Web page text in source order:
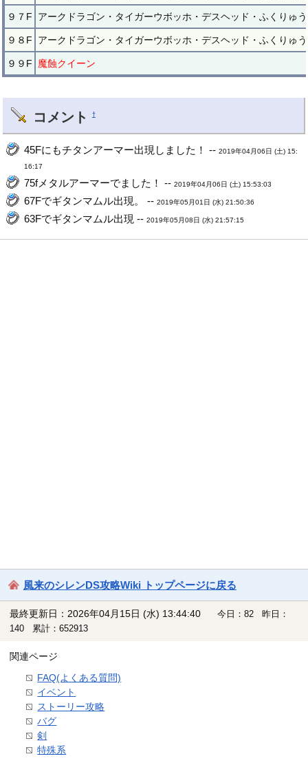
９７F アークドラゴン・タイガーウボッホ・デスヘッド・ふくりゅ
９８F アークドラゴン・タイガーウボッホ・デスヘッド・ふくりゅ
９９F 魔蝕クイーン
コメント †
45Fにもチタンアーマー出現しました！ --2019年04月06日 (土) 15:
16:17
75fメタルアーマーでました！ --2019年04月06日 (土) 15:53:03
67Fでギタンマムル出現。 --2019年05月01日 (水) 21:50:36
63Fでギタンマムル出現 --2019年05月08日 (水) 21:57:15
風来のシレンDS攻略Wiki トップページに戻る
最終更新日：2026年04月15日 (水) 13:44:40
今日：82 昨日：
140 累計：652913
関連ページ
FAQ(よくある質問)
イベント
ストーリー攻略
バグ
剣
特殊系